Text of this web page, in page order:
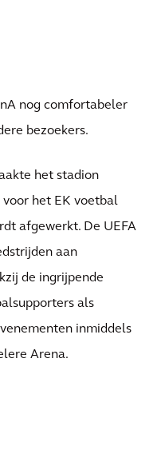
nog comfortabeler
bezoekers.
het stadion
het EK voetbal
afgewerkt. De UEFA
aan
de ingrijpende
als
inmiddels
Arena.